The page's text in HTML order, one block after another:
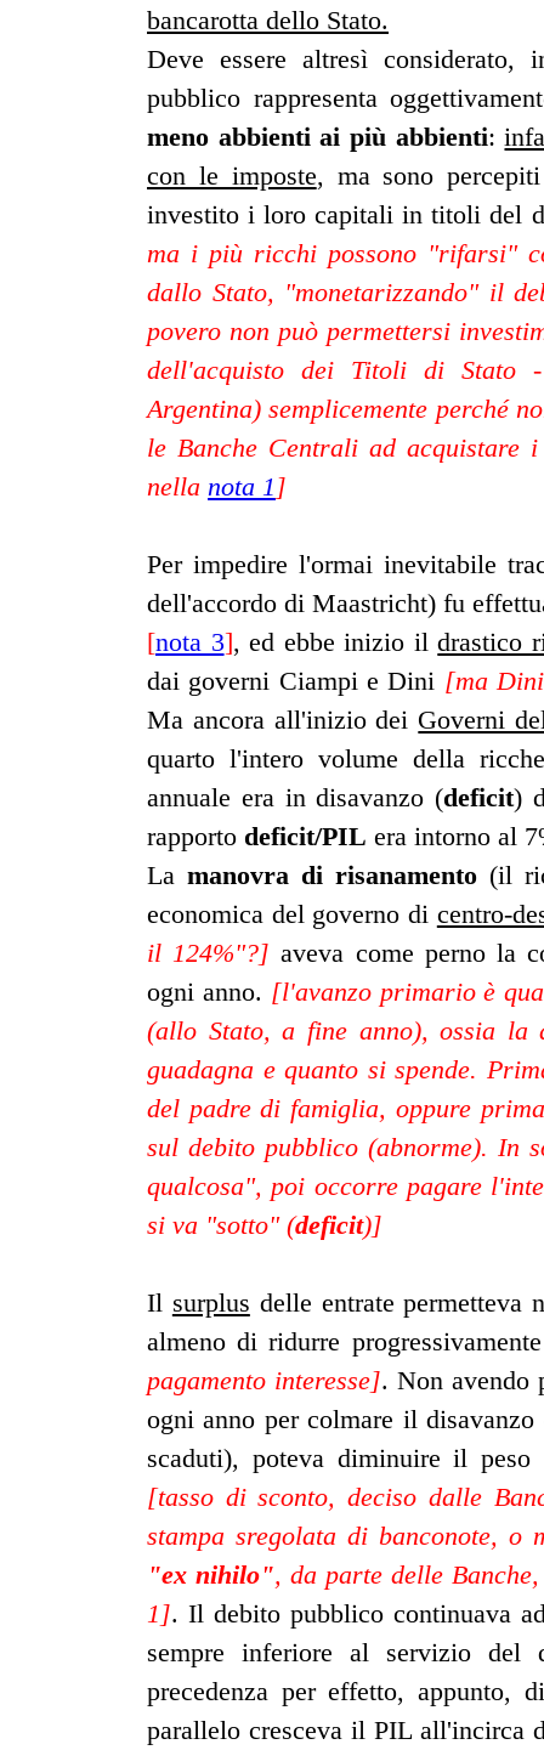
bancarotta dello Stato.
Deve essere altresì
pubblico rappresenta
meno abbienti ai più abbienti:
con le imposte, ma sono
investito i loro capitali in titoli del
ma i più ricchi possono "rifarsi"
dallo Stato, "monetarizzando" il
povero non può permettersi
dell'acquisto dei Titoli di Stato
Argentina) semplicemente perché
le Banche Centrali ad acquistare
nella nota 1]
Per impedire l'ormai inevitabile
dell'accordo di Maastricht) fu
[nota 3], ed ebbe inizio ildrastico
dai governi Ciampi e Dini [ma
Ma ancora all'inizio dei Governi
quarto l'intero volume della
annuale era in disavanzo (deficit)
rapporto deficit/PIL era intorno al
La manovra di risanamento(il
economica del governo di centro-
il 124%"?] aveva come perno la
ogni anno. [l'avanzo primario è
(allo Stato, a fine anno), ossia la
guadagna e quanto si spende.
del padre di famiglia, oppure
sul debito pubblico (abnorme). In
qualcosa", poi occorre pagare
si va "sotto" (deficit)]
Il surplus delle entrate permetteva
almeno di ridurre
pagamento interesse]. Non avendo
ogni anno per colmare il
scaduti), poteva diminuire il
[tasso di sconto, deciso dalle
stampa sregolata di banconote,
"ex nihilo", da parte delle
1]. Il debito pubblico continuava
sempre inferiore al servizio del
precedenza per effetto, appunto,
parallelo cresceva il PIL all'incirca